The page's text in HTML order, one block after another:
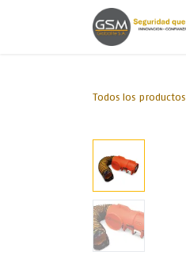
Ir al contenido
Todos los productos